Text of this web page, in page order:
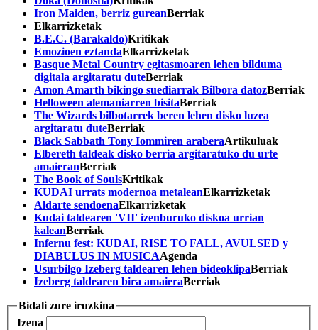
Iron Maiden, berriz gureanBerriak
Elkarrizketak
B.E.C. (Barakaldo)Kritikak
Emozioen eztandaElkarrizketak
Basque Metal Country egitasmoaren lehen bilduma
digitala argitaratu duteBerriak
Amon Amarth bikingo suediarrak Bilbora datozBerriak
Helloween alemaniarren bisitaBerriak
The Wizards bilbotarrek beren lehen disko luzea
argitaratu duteBerriak
Black Sabbath Tony Iommiren araberaArtikuluak
Elbereth taldeak disko berria argitaratuko du urte
amaieranBerriak
The Book of SoulsKritikak
KUDAI urrats modernoa metaleanElkarrizketak
Aldarte sendoenaElkarrizketak
Kudai taldearen 'VII' izenburuko diskoa urrian
kaleanBerriak
Infernu fest: KUDAI, RISE TO FALL, AVULSED y
DIABULUS IN MUSICAAgenda
Usurbilgo Izeberg taldearen lehen bideoklipaBerriak
Izeberg taldearen bira amaieraBerriak
Bidali zure iruzkina
Izena